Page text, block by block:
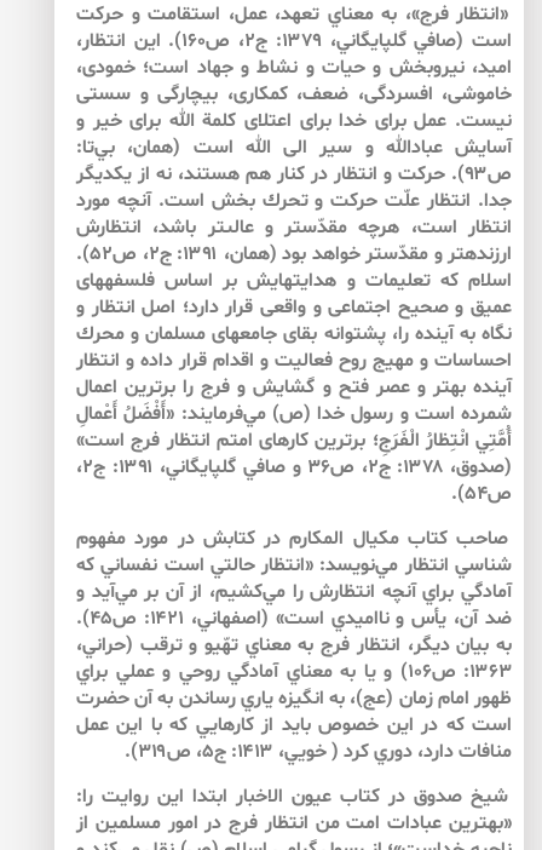
«انتظار فرج»، به معناي تعهد، عمل، استقامت و حركت
است (صافي گلپايگاني، ۱۳۷۹: ج۲، ص۱۶۰). اين انتظار،
اميد، نيروبخش و حيات و نشاط و جهاد است؛ خمودى،
خاموشى، افسردگى، ضعف، كم‏كارى، بيچارگى و سستى
نيست. عمل براى خدا براى اعتلاى كلمة الله براى خير و
آسايش عبادالله و سير الى الله است (همان، بي‌‌تا:
ص۹۳). حركت و انتظار در كنار هم هستند، نه از يكديگر
جدا. انتظار علّت حركت و تحرك بخش است. آنچه مورد
انتظار است، هرچه مقدّس‏تر و عالى‏تر باشد، انتظارش
ارزنده‏تر و مقدّس‏تر خواهد بود (همان، ۱۳۹۱: ج۲، ص۵۲).
اسلام كه تعليمات و هدايت‏هايش بر اساس فلسفه‏هاى
عميق و صحيح اجتماعى و واقعى قرار دارد؛ اصل انتظار و
نگاه به آينده را، پشتوانه بقاى جامعه‏اى مسلمان و محرك
احساسات و مهيج روح فعاليت و اقدام قرار داده و انتظار
آينده بهتر و عصر فتح و گشايش و فرج را برترين اعمال
شمرده است و رسول خدا (ص) مي‌‌فرمايند: «أَفْضَلُ أَعْمالِ
أُمَّتِي انْتِظارُ الْفَرَجِ؛ برترين كارهاى امتم انتظار فرج است»
(صدوق، ۱۳۷۸: ج۲، ص۳۶ و صافي گلپايگاني، ۱۳۹۱: ج۲،
ص۵۴).
صاحب كتاب مكيال المكارم در كتابش در مورد مفهوم
شناسي انتظار مي‌‌نويسد: «انتظار حالتي است نفساني كه
آمادگي براي آنچه انتظارش را مي‌كشيم، از آن بر مي‌آيد و
ضد آن، يأس و نااميدي است» (اصفهاني، ۱۴۲۱: ص۴۵).
به بيان ديگر، انتظار فرج به معناي تهّيو و ترقب (حراني،
۱۳۶۳: ص۱۰۶) و يا به معناي آمادگي روحي و عملي براي
ظهور امام زمان (عج)، به انگيزه ياري رساندن به آن حضرت
است كه در اين خصوص بايد از كارهايي كه با اين عمل
منافات دارد، دوري كرد ( خويي، ۱۴۱۳: ج۵، ص۳۱۹).
شيخ صدوق در كتاب عيون الاخبار ابتدا اين روايت را:
«بهترين عبادات امت من انتظار فرج در امور مسلمين از